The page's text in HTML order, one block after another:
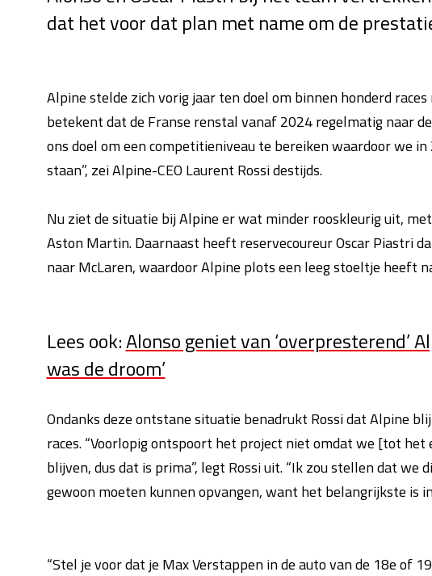
dat het voor dat plan met name om de
Alpine stelde zich vorig jaar ten doel om binnen honderd
betekent dat de Franse renstal vanaf 2024 regelmatig naar
ons doel om een competitieniveau te bereiken waardoor we
staan”, zei Alpine-CEO Laurent Rossi destijds.
Nu ziet de situatie bij Alpine er wat minder rooskleurig uit,
Aston Martin. Daarnaast heeft reservecoureur Oscar Piastri
naar McLaren, waardoor Alpine plots een leeg stoeltje heeft
Lees ook:Alonso geniet van ‘overpresterend’
was de droom’
Ondanks deze ontstane situatie benadrukt Rossi dat Alpine
races. “Voorlopig ontspoort het project niet omdat we [tot
blijven, dus dat is prima”, legt Rossi uit. “Ik zou stellen dat we
gewoon moeten kunnen opvangen, want het belangrijkste is
“Stel je voor dat je Max Verstappen in de auto van de 18e of